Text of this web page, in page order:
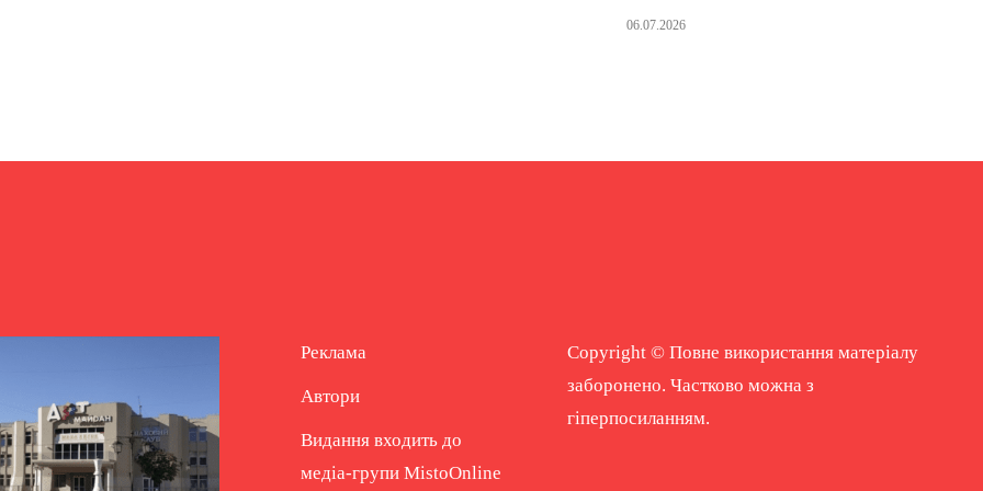
06.07.2026
Реклама
Автори
Видання входить до
медіа-групи MistoOnline
Copyright © Повне використання матеріалу
заборонено. Частково можна з
гіперпосиланням.